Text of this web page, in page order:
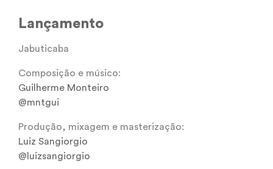
Lançamento
Jabuticaba
Composição e músico:
Guilherme Monteiro
@mntgui
Produção, mixagem e masterização:
Luiz Sangiorgio
@luizsangiorgio